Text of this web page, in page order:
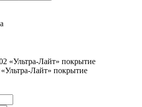
Лайт» покрытие